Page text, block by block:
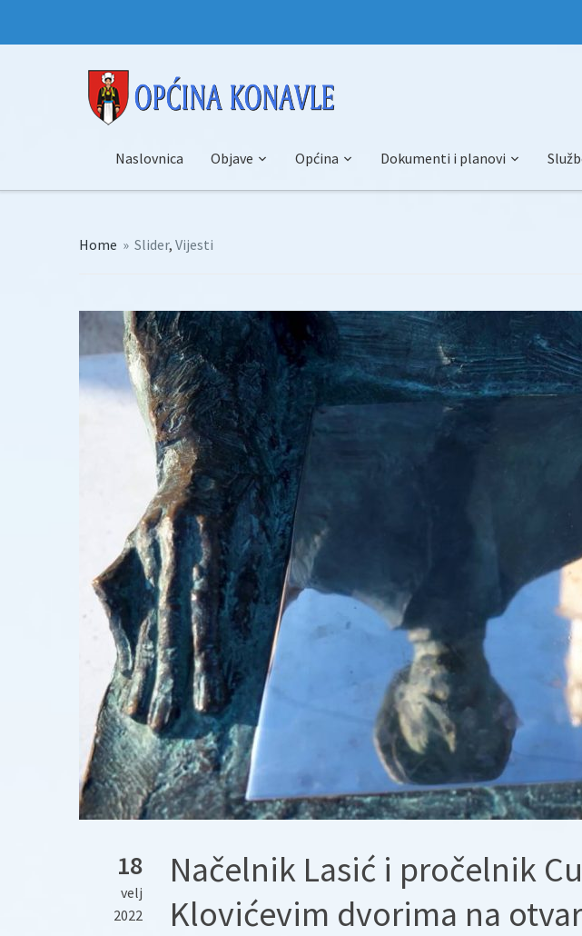
Naslovnica Objave Općina Dokumenti i planovi
Home » Slider, Vijesti
18
velj
2022
Načelnik Lasić i pročelnik
Klovićevim dvorima na